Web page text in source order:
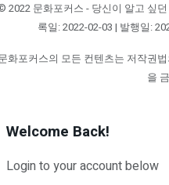
2022 문화포커스 - 당신이 알고 싶
록일: 2022-02-03 | 발행일:
화포커스의 모든 컨텐츠는 저작권
을
Welcome Back!
Login to your account below